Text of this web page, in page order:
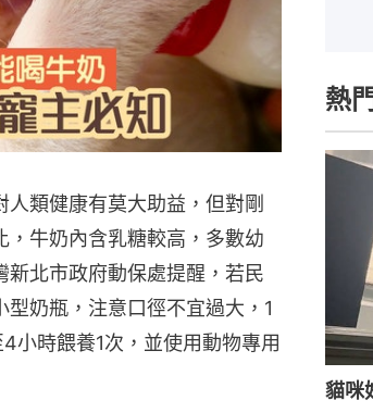
類健康有莫大助益，但對剛
牛奶內含乳糖較高，多數幼
北市政府動保處提醒，若民
奶瓶，注意口徑不宜過大，1
小時餵養1次，並使用動物專用
熱
貓咪